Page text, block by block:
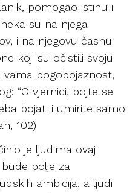
pomogao istinu i
su na njega
i na njegovu časnu
koji su očistili svoju
bogobojaznost,
“O vjernici, bojte se
bojati i umirite samo
102)
je ljudima ovaj
polje za
ambicija, a ljudi